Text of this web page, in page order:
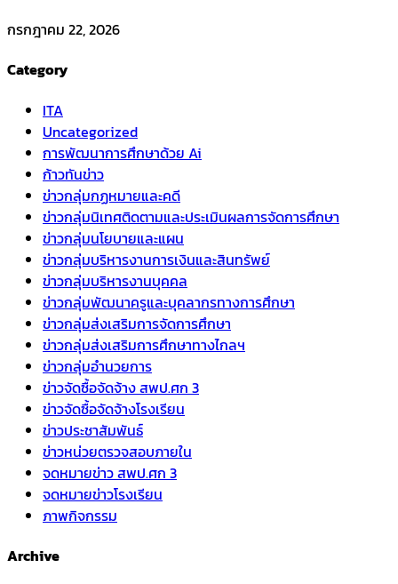
กรกฎาคม 22, 2026
Category
ITA
Uncategorized
การพัฒนาการศึกษาด้วย Ai
ก้าวทันข่าว
ข่าวกลุ่มกฏหมายและคดี
ข่าวกลุ่มนิเทศติดตามและประเมินผลการจัดการศึกษา
ข่าวกลุ่มนโยบายและแผน
ข่าวกลุ่มบริหารงานการเงินและสินทรัพย์
ข่าวกลุ่มบริหารงานบุคคล
ข่าวกลุ่มพัฒนาครูและบุคลากรทางการศึกษา
ข่าวกลุ่มส่งเสริมการจัดการศึกษา
ข่าวกลุ่มส่งเสริมการศึกษาทางไกลฯ
ข่าวกลุ่มอำนวยการ
ข่าวจัดซื้อจัดจ้าง สพป.ศก 3
ข่าวจัดซื้อจัดจ้างโรงเรียน
ข่าวประชาสัมพันธ์
ข่าวหน่วยตรวจสอบภายใน
จดหมายข่าว สพป.ศก 3
จดหมายข่าวโรงเรียน
ภาพกิจกรรม
Archive